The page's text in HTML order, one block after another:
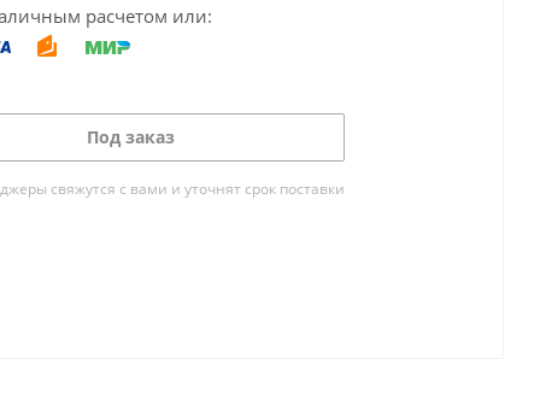
расчетом или:
Под заказ
свяжутся с вами и уточнят срок поставки